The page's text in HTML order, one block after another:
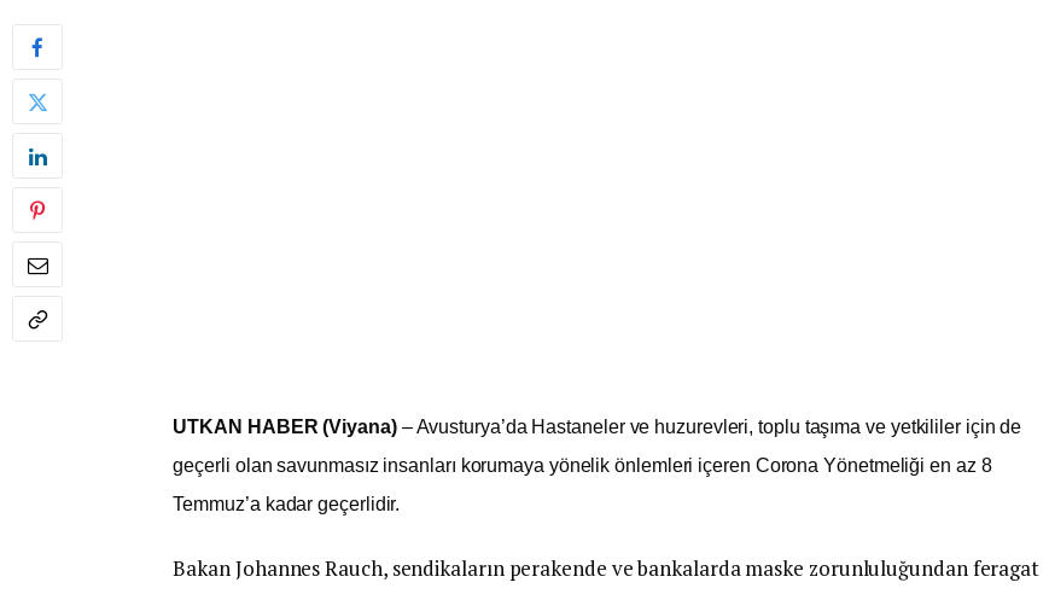
UTKAN HABER (Viyana)– Avusturya’da Hastaneler ve huzurevleri, toplu taşıma ve yetkililer için de
geçerli olan savunmasız insanları korumaya yönelik önlemleri içeren Corona Yönetmeliği en az 8
Temmuz’a kadar geçerlidir.
Bakan Johannes Rauch, sendikaların perakende ve bankalarda maske zorunluluğundan feragat